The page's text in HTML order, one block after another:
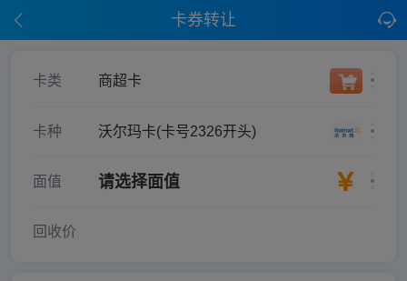
卡券转让
卡类 商超卡
卡种 沃尔玛卡(卡号2326开头)
面值 请选择面值
回收价